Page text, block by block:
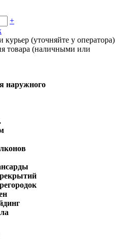
+
курьер (уточняйте у оператора)
товара (наличными или
наружного